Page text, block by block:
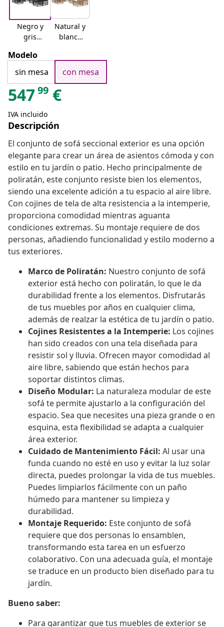
Negro y
gris
Natural y
blanco
Modelo
sin mesa
con mesa
54799 €
IVA incluido
Descripción
El conjunto de sofá seccional exterior es una opción
elegante para crear un área de asientos cómoda y con
estilo en tu jardín o patio. Hecho principalmente de
poliratán, este conjunto resiste bien los elementos,
siendo una excelente adición a tu espacio al aire libre.
Con cojines de tela de alta resistencia a la intemperie,
proporciona comodidad mientras aguanta
condiciones extremas. Su montaje requiere de dos
personas, añadiendo funcionalidad y estilo moderno a
tus exteriores.
Marco de Poliratán: Nuestro conjunto de sofá
exterior está hecho con poliratán, lo que le da
durabilidad frente a los elementos. Disfrutarás
de tus muebles por años en cualquier clima,
además de realzar la estética de tu jardín o patio.
Cojines Resistentes a la Intemperie: Los cojines
han sido creados con una tela diseñada para
resistir sol y lluvia. Ofrecen mayor comodidad al
aire libre, sabiendo que están hechos para
soportar distintos climas.
Diseño Modular: La naturaleza modular de este
sofá te permite ajustarlo a la configuración del
espacio. Sea que necesites una pieza grande o en
esquina, esta flexibilidad se adapta a cualquier
área exterior.
Cuidado de Mantenimiento Fácil: Al usar una
funda cuando no esté en uso y evitar la luz solar
directa, puedes prolongar la vida de tus muebles.
Puedes limpiarlos fácilmente con un paño
húmedo para mantener su limpieza y
durabilidad.
Montaje Requerido: Este conjunto de sofá
requiere que dos personas lo ensamblen,
transformando esta tarea en un esfuerzo
colaborativo. Con una adecuada guía, el montaje
se traduce en un producto bien diseñado para tu
jardín.
Bueno saber:
Para garantizar que tus muebles de exterior se